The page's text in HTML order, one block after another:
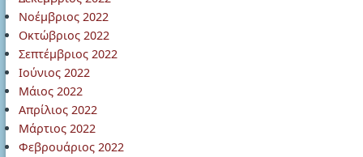
Νοέμβριος 2022
Οκτώβριος 2022
Σεπτέμβριος 2022
Ιούνιος 2022
Μάιος 2022
Απρίλιος 2022
Μάρτιος 2022
Φεβρουάριος 2022